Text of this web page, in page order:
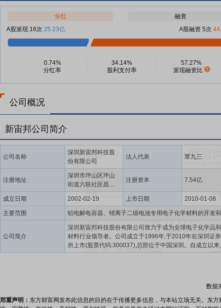
分红
融资
A股派现 16次 25.23亿 A股融资 5次
0.74%
分红率
34.14%
股利支付率
57.27%
派现融资比
公司概况
新宙邦公司简介
公司名称
深圳新宙邦科技股
份有限公司
法人代表 覃九三
注册地址
深圳市坪山区坪山
街道六联社区昌业
路9号新宙邦科技大
厦(一照多址企业)
注册资本 7.54亿
成立日期 2002-02-19 上市日期 2010-01-08
主要范围
公司简介
深圳新宙邦科技股份有限公司致力于成为全球电子化学品
材料行业领导者。公司成立于1996年,于2010年在深圳证
所上市(股票代码:300037),总部位于中国深圳。自成立以来
邦致力于用电子化学品和功能材料创造美好未来,主要产品
化学品和功能材料行业领导者,全体员工将秉承“格物致用、
远”的核心价值观,始终恪守“做专、做精、做厚、做透”的经
数据
郑重声明： 东方财富网发布此信息的目的在于传播更多信息，与本站立场无关。东